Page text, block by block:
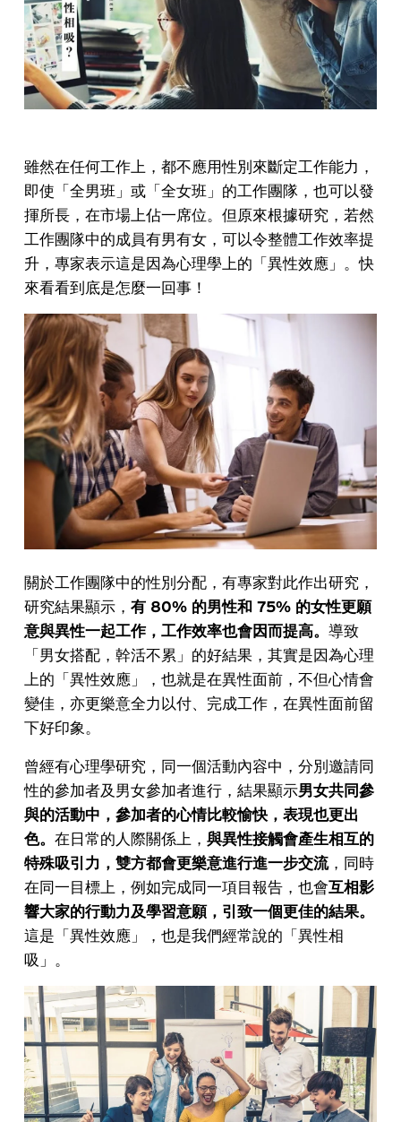
雖然在任何工作上，都不應用性別來斷定工作能力，
即使「全男班」或「全女班」的工作團隊，也可以發
揮所長，在市場上佔一席位。但原來根據研究，若然
工作團隊中的成員有男有女，可以令整體工作效率提
升，專家表示這是因為心理學上的「異性效應」。快
來看看到底是怎麼一回事！
關於工作團隊中的性別分配，有專家對此作出研究，
研究結果顯示， 有 80% 的男性和 75% 的女性更願
意與異性一起工作，工作效率也會因而提高。 導致
「男女搭配，幹活不累」的好結果，其實是因為心理
上的「異性效應」，也就是在異性面前，不但心情會
變佳，亦更樂意全力以付、完成工作，在異性面前留
下好印象。
曾經有心理學研究，同一個活動內容中，分別邀請同
性的參加者及男女參加者進行，結果顯示男女共同參
與的活動中，參加者的心情比較愉快，表現也更出
色。 在日常的人際關係上， 與異性接觸會產生相互的
特殊吸引力，雙方都會更樂意進行進一步交流，同時
在同一目標上，例如完成同一項目報告，也會互相影
響大家的行動力及學習意願，引致一個更佳的結果。
這是「異性效應」，也是我們經常說的「異性相
吸」。